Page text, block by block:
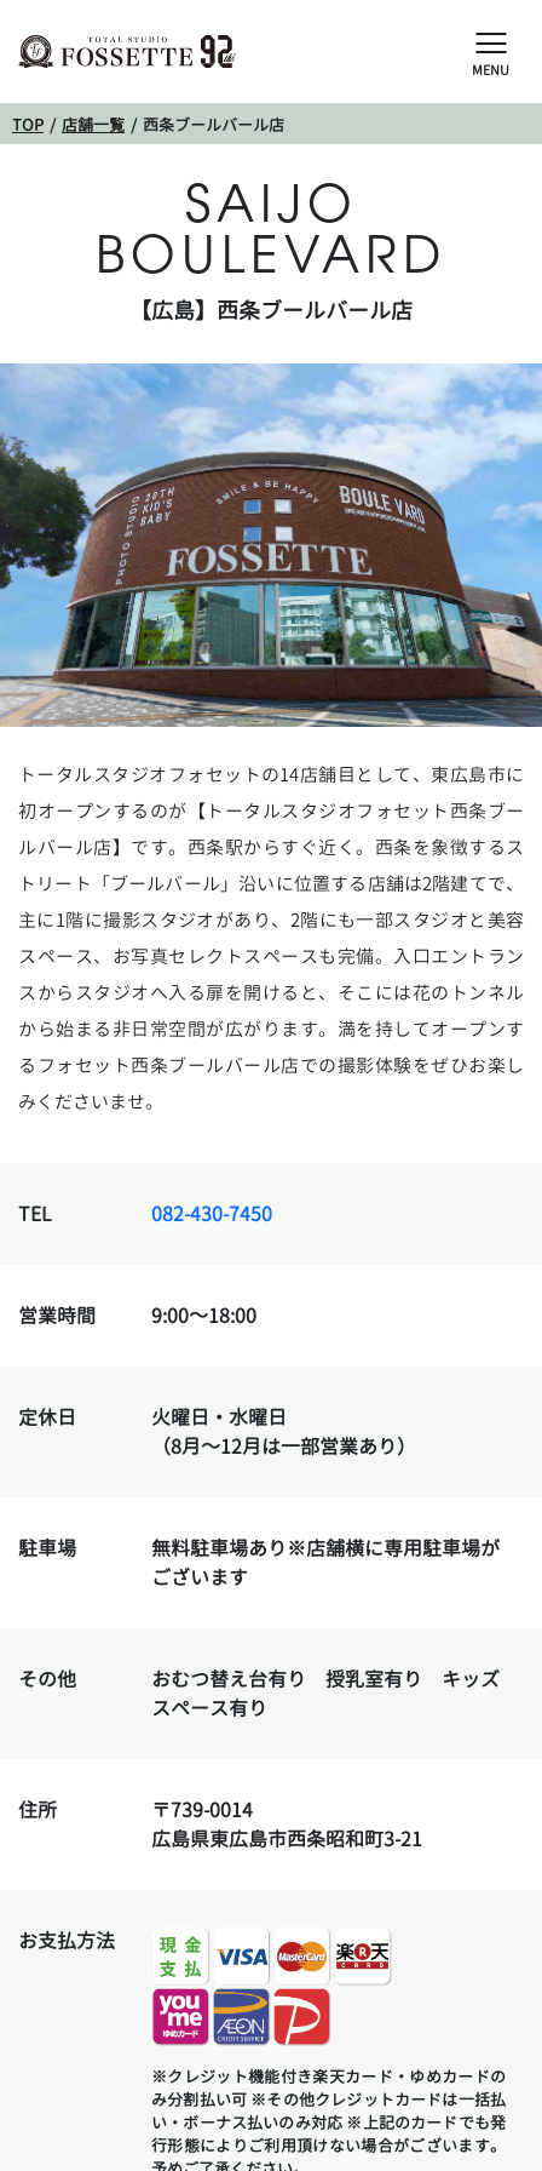
MENU
TOP 店舗一覧 西条ブールバール店
【広島】西条ブールバール店
SAIJO
BOULEVARD
トータルスタジオフォセットの14店舗目として、東広島市に
初オープンするのが【トータルスタジオフォセット西条ブー
ルバール店】です。西条駅からすぐ近く。西条を象徴するス
トリート「ブールバール」沿いに位置する店舗は2階建てで、
主に1階に撮影スタジオがあり、2階にも一部スタジオと美容
スペース、お写真セレクトスペースも完備。入口エントラン
スからスタジオへ入る扉を開けると、そこには花のトンネル
から始まる非日常空間が広がります。満を持してオープンす
るフォセット西条ブールバール店での撮影体験をぜひお楽し
みくださいませ。
TEL 082-430-7450
営業時間 9:00～18:00
定休日
火曜日・水曜日
（8月～12月は一部営業あり）
駐車場 無料駐車場あり※店舗横に専用駐車場が
ございます
その他 おむつ替え台有り 授乳室有り キッズ
スペース有り
住所
〒739-0014
広島県東広島市西条昭和町3-21
お支払方法
※クレジット機能付き楽天カード・ゆめカードの
み分割払い可 ※その他クレジットカードは一括払
い・ボーナス払いのみ対応 ※上記のカードでも発
行形態によりご利用頂けない場合がございます。